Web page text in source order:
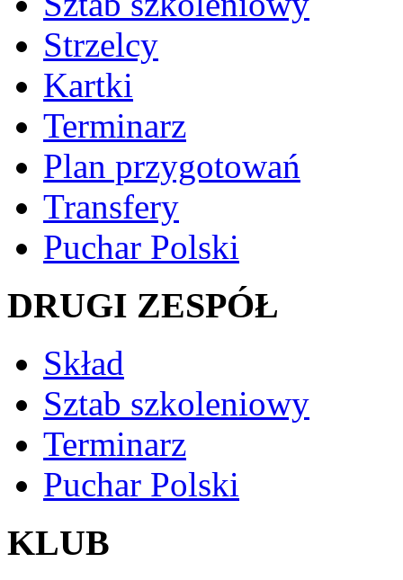
Strzelcy
Kartki
Terminarz
Plan przygotowań
Transfery
Puchar Polski
DRUGI ZESPÓŁ
Skład
Sztab szkoleniowy
Terminarz
Puchar Polski
KLUB